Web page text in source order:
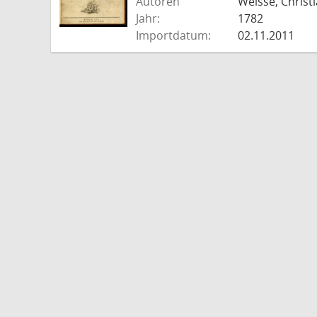
Jahr:
1782
Importdatum:
02.11.2011